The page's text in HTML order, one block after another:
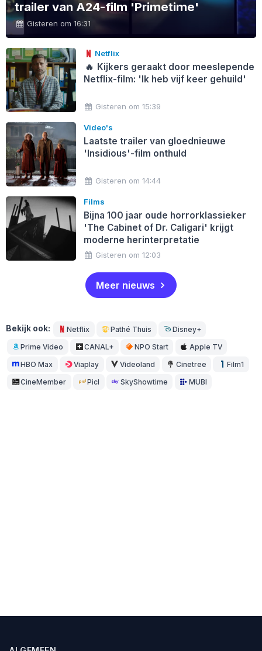
trailer van A24-film 'Primetime'
Gisteren om 16:31
Netflix
🔥 Kijkers geraakt door meeslepende
Netflix-film: 'Ik heb vijf keer gehuild'
Gisteren om 15:39
Video's
Laatste trailer van gloednieuwe
'Insidious'-film onthuld
Gisteren om 14:44
Films
Bijna 100 jaar oude horrorklassieker
'The Cabinet of Dr. Caligari' krijgt
moderne herinterpretatie
Gisteren om 12:03
Meer nieuws
Bekijk ook: Netflix Pathé Thuis Disney+
Prime Video CANAL+ NPO Start Apple TV
HBO Max Viaplay Videoland Cinetree Film1
CineMember Picl SkyShowtime MUBI